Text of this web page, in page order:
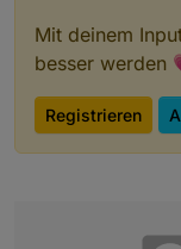
Mit deinem
besser werden
Registrieren